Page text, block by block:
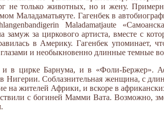
не только животных, но и жену.
Маладаматьяуте. Гагенбек в
Maladamatjaute
за циркового артиста, вместе с
в Америку. Гагенбек упоминает,
и необыкновенно длинные темные
и в цирке Барнума, и в «Фоли-Бержер».
Нигерии. Соблазнительная женщина, с
жителей Африки, и вскоре в
с богиней Мамми Вата. Возможно,